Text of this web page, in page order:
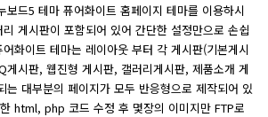
보드5 테마 퓨어화이트 홈페이지 테마를 이용하시
게시판이 포함되어 있어 간단한 설정만으로 손쉽
화이트 테마는 레이아웃 부터 각 게시판(기본게시
게시판, 웹진형 게시판, 갤러리게시판, 제품소개 게
는 대부분의 페이지가 모두 반응형으로 제작되어 있
html, php 코드 수정 후 몇장의 이미지만 FTP로